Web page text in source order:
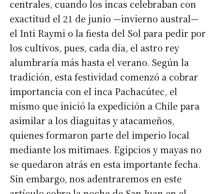
centrales, cuando los incas celebraban con
exactitud el 21 de junio —invierno austral—
el Inti Raymi o la fiesta del Sol para pedir por
los cultivos, pues, cada día, el astro rey
alumbraría más hasta el verano. Según la
tradición, esta festividad comenzó a cobrar
importancia con el inca Pachacútec, el
mismo que inició la expedición a Chile para
asimilar a los diaguitas y atacameños,
quienes formaron parte del imperio local
mediante los mitimaes. Egipcios y mayas no
se quedaron atrás en esta importante fecha.
Sin embargo, nos adentraremos en este